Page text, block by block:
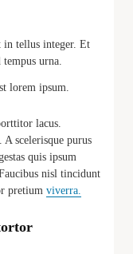
in tellus integer. Et
tempus urna.
lorem ipsum.
lacus.
scelerisque purus
quis ipsum
nisl tincidunt
pretium viverra.